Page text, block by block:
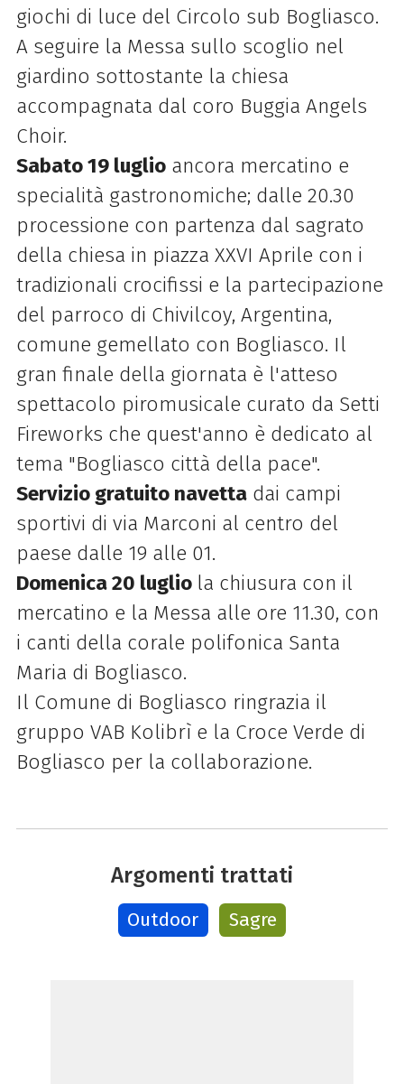
giochi di luce del Circolo sub Bogliasco.
A seguire la Messa sullo scoglio nel
giardino sottostante la chiesa
accompagnata dal coro Buggia Angels
Choir.
Sabato 19 luglioancora mercatino e
specialità gastronomiche; dalle 20.30
processione con partenza dal sagrato
della chiesa in piazza XXVI Aprile con i
tradizionali crocifissi e la partecipazione
del parroco di Chivilcoy, Argentina,
comune gemellato con Bogliasco. Il
gran finale della giornata è l'atteso
spettacolo piromusicale curato da Setti
Fireworks che quest'anno è dedicato al
tema "Bogliasco città della pace".
Servizio gratuito navettadai campi
sportivi di via Marconi al centro del
paese dalle 19 alle 01.
Domenica 20 luglio la chiusura con il
mercatino e la Messa alle ore 11.30, con
i canti della corale polifonica Santa
Maria di Bogliasco.
Il Comune di Bogliasco ringrazia il
gruppo VAB Kolibrì e la Croce Verde di
Bogliasco per la collaborazione.
Argomenti trattati
Outdoor Sagre